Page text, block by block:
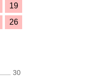
19
26
30